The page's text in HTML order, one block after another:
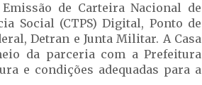
de Carteira Nacional de
Social (CTPS) Digital, Ponto de
Detran e Junta Militar. A Casa
da parceria com a Prefeitura
e condições adequadas para a